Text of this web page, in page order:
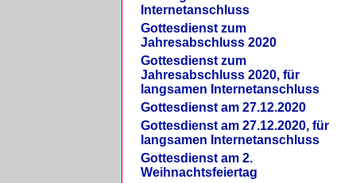
Internetanschluss
Gottesdienst zum
Jahresabschluss 2020
Gottesdienst zum
Jahresabschluss 2020, für
langsamen Internetanschluss
Gottesdienst am 27.12.2020
Gottesdienst am 27.12.2020, für
langsamen Internetanschluss
Gottesdienst am 2.
Weihnachtsfeiertag